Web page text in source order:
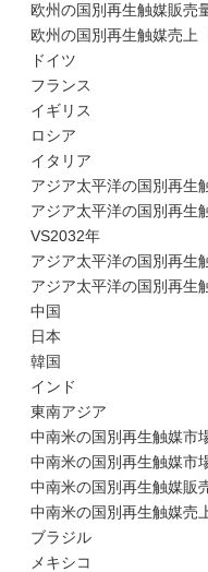
欧州の国別再生触媒販売
欧州の国別再生触媒売上
ドイツ
フランス
イギリス
ロシア
イタリア
アジア太平洋の国別再生
アジア太平洋の国別再生
VS2032年
アジア太平洋の国別再生
アジア太平洋の国別再生
中国
日本
韓国
インド
東南アジア
中南米の国別再生触媒市
中南米の国別再生触媒市
中南米の国別再生触媒販
中南米の国別再生触媒売
ブラジル
メキシコ